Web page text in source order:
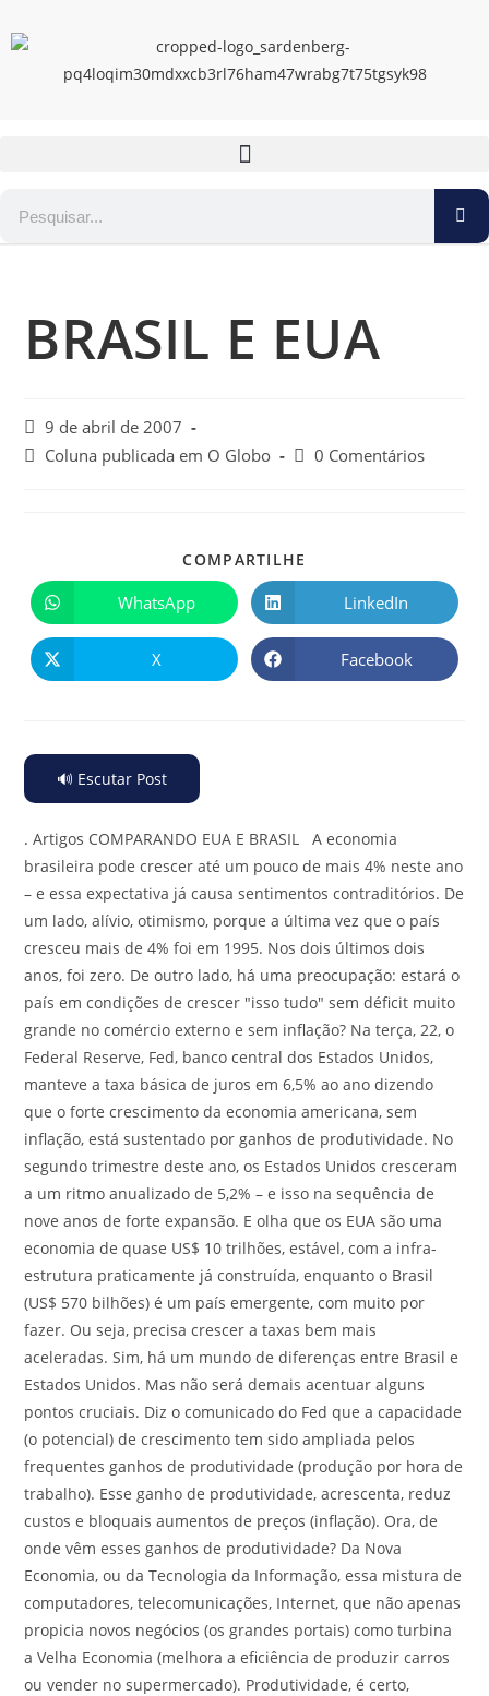
BRASIL E EUA
9 de abril de 2007
Coluna publicada em O Globo
0 Comentários
COMPARTILHE
WhatsApp LinkedIn
X Facebook
🔊 Escutar Post
. Artigos COMPARANDO EUA E BRASIL A economia
brasileira pode crescer até um pouco de mais 4% neste ano
– e essa expectativa já causa sentimentos contraditórios. De
um lado, alívio, otimismo, porque a última vez que o país
cresceu mais de 4% foi em 1995. Nos dois últimos dois
anos, foi zero. De outro lado, há uma preocupação: estará o
país em condições de crescer "isso tudo" sem déficit muito
grande no comércio externo e sem inflação? Na terça, 22, o
Federal Reserve, Fed, banco central dos Estados Unidos,
manteve a taxa básica de juros em 6,5% ao ano dizendo
que o forte crescimento da economia americana, sem
inflação, está sustentado por ganhos de produtividade. No
segundo trimestre deste ano, os Estados Unidos cresceram
a um ritmo anualizado de 5,2% – e isso na sequência de
nove anos de forte expansão. E olha que os EUA são uma
economia de quase US$ 10 trilhões, estável, com a infra-
estrutura praticamente já construída, enquanto o Brasil
(US$ 570 bilhões) é um país emergente, com muito por
fazer. Ou seja, precisa crescer a taxas bem mais
aceleradas. Sim, há um mundo de diferenças entre Brasil e
Estados Unidos. Mas não será demais acentuar alguns
pontos cruciais. Diz o comunicado do Fed que a capacidade
(o potencial) de crescimento tem sido ampliada pelos
frequentes ganhos de produtividade (produção por hora de
trabalho). Esse ganho de produtividade, acrescenta, reduz
custos e bloquais aumentos de preços (inflação). Ora, de
onde vêm esses ganhos de produtividade? Da Nova
Economia, ou da Tecnologia da Informação, essa mistura de
computadores, telecomunicações, Internet, que não apenas
propicia novos negócios (os grandes portais) como turbina
a Velha Economia (melhora a eficiência de produzir carros
ou vender no supermercado). Produtividade, é certo,